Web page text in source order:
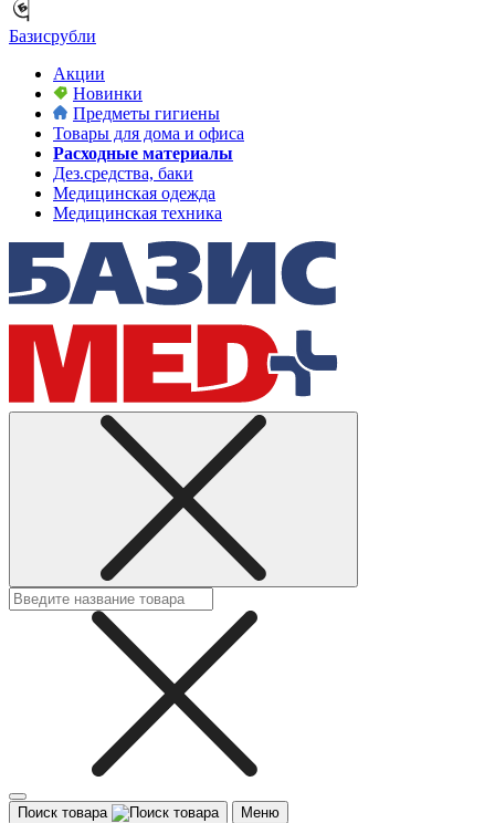
Базисрубли
Акции
Новинки
Предметы гигиены
Товары для дома и офиса
Расходные материалы
Дез.средства, баки
Медицинская одежда
Медицинская техника
Поиск товара Меню